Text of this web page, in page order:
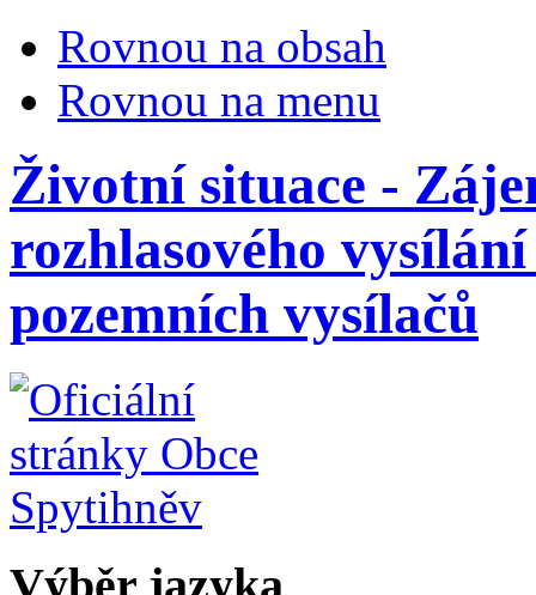
Rovnou na obsah
Rovnou na menu
Životní situace -
rozhlasového
pozemních vysílačů